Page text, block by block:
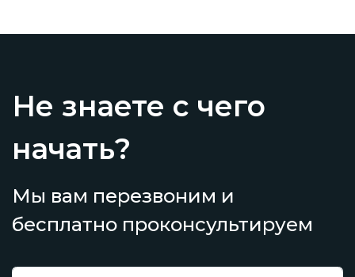
Не знаете с чего
начать?
Мы вам перезвоним и
бесплатно проконсультируем